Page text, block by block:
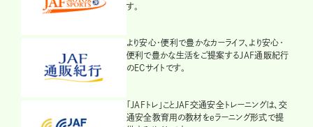
す。
より安心・便利で豊かなカーライフ、より安心・
便利で豊かな生活をご提案するJAF通販紀行
のECサイトです。
「JAFトレ」ことJAF交通安全トレーニングは、交
通安全教育用の教材をeラーニング形式で提